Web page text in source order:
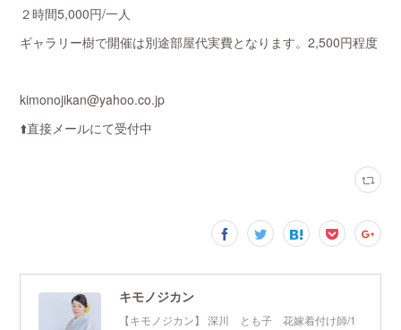
２時間5,000円/一人
ギャラリー樹で開催は別途部屋代実費となります。2,500円程度
kimonojikan@yahoo.co.jp
⬆️直接メールにて受付中
キモノジカン
【キモノジカン】 深川 とも子 花嫁着付け師/1